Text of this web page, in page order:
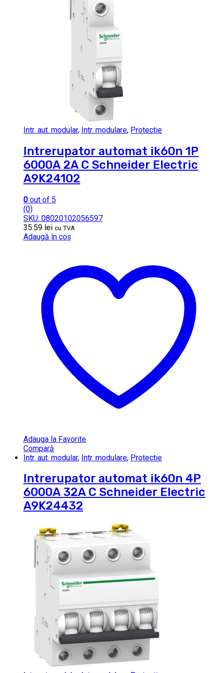
Intr. aut. modular, Intr. modulare, Protectie
Intrerupator automat ik60n 1P
6000A 2A C Schneider Electric
A9K24102
0 out of 5
(0)
SKU: 08020102056597
35.59 lei cu TVA
Adaugă în coș
Adauga la Favorite
Compară
Intr. aut. modular, Intr. modulare, Protectie
Intrerupator automat ik60n 4P
6000A 32A C Schneider Electric
A9K24432